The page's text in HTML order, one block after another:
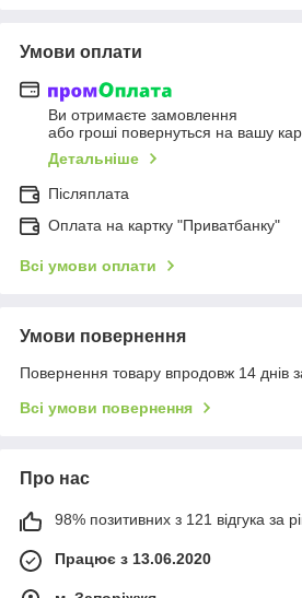
Умови оплати
Ви отримаєте замовлення
або гроші повернуться на вашу
Детальніше
Післяплата
Оплата на картку "Приватбанку"
Всі умови оплати
Умови повернення
Повернення товару впродовж 14 днів
Всі умови повернення
Про нас
98% позитивних з 121 відгука за
Працює з 13.06.2020